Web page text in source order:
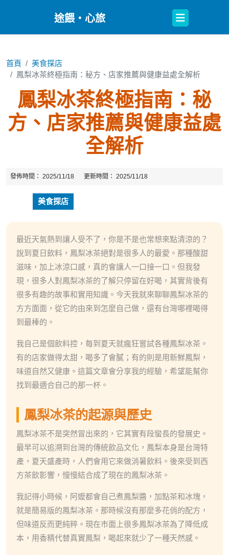
途餵・心旅
Open
Button
首頁
美食探店
鳳梨冰茶終極指南：秘方、店家推薦與健康益處全解析
鳳梨冰茶終極指南：秘
方、店家推薦與健康益處
全解析
發佈時間： 2025/11/18 更新時間： 2025/11/18
美食探店
最近天氣熱到讓人受不了，你是不是也常想來點清涼的？
說到夏日飲料，鳳梨冰茶絕對是很多人的最愛。那種酸甜
滋味，加上冰涼口感，真的會讓人一口接一口。但我發
現，很多人對鳳梨冰茶的了解只停留在好喝，其實背後有
很多有趣的故事和實用知識。今天我就來聊聊鳳梨冰茶的
方方面面，從它的由來到怎麼自己做，還有台灣哪裡喝得
到最棒的。
我自己是個飲料控，每到夏天就瘋狂嘗試各種鳳梨冰茶。
有的店家做得太甜，喝多了會膩；有的則是用新鮮鳳梨，
味道自然又健康。這篇文章會分享我的經驗，希望能幫你
找到最適合自己的那一杯。
鳳梨冰茶的起源與歷史
鳳梨冰茶不是突然冒出來的，它其實有段蠻長的發展史。
最早可以追溯到台灣的傳統飲品文化，鳳梨本身是台灣特
產，夏天盛產時，人們會用它來做消暑飲料。後來受到西
方茶飲影響，慢慢結合成了現在的鳳梨冰茶。
我記得小時候，阿嬤都會自己煮鳳梨醬，加點茶和冰塊，
就是簡易版的鳳梨冰茶。那時候沒有那麼多花俏的配方，
但味道反而更純粹。現在市面上很多鳳梨冰茶為了降低成
本，用香精代替真實鳳梨，喝起來就少了一種天然感。